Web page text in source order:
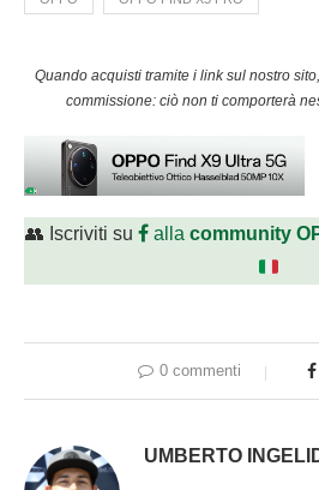
Quando acquisti tramite i link sul nostro
commissione: ciò non ti comporterà
👥 Iscriviti su alla community
0 commenti
UMBERTO